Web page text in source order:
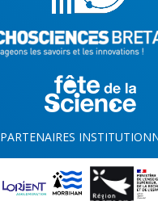
PARTENAIRES